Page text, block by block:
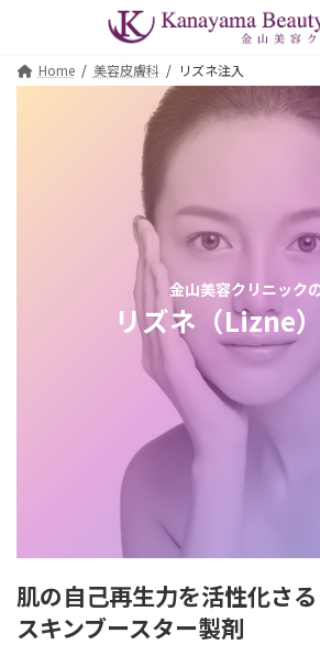
Home 美容皮膚科 リズネ注入
金山美容クリニック
リズネ（Lizne
肌の自己再生力を活性化さる
スキンブースター製剤